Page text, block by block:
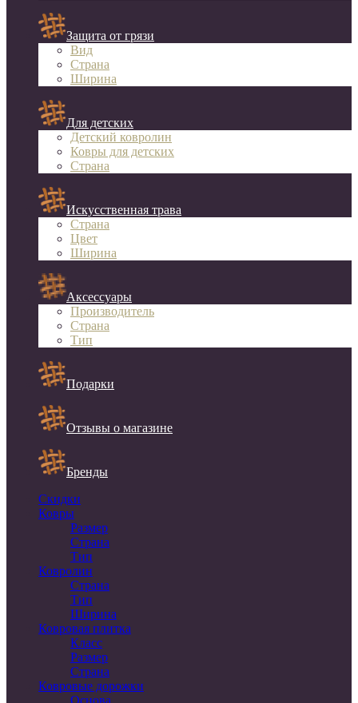
Защита от грязи
Вид
Страна
Ширина
Для детских
Детский ковролин
Ковры для детских
Страна
Искусственная трава
Страна
Цвет
Ширина
Аксессуары
Производитель
Страна
Тип
Подарки
Отзывы о магазине
Бренды
Скидки
Ковры
Размер
Страна
Тип
Ковролин
Страна
Тип
Ширина
Ковровая плитка
Класс
Размер
Страна
Ковровые дорожки
Основа